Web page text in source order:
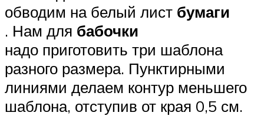
обводим на белый лист бумаги
. Нам для бабочки
надо приготовить три шаблона
разного размера. Пунктирными
линиями делаем контур меньшего
шаблона, отступив от края 0,5 см.